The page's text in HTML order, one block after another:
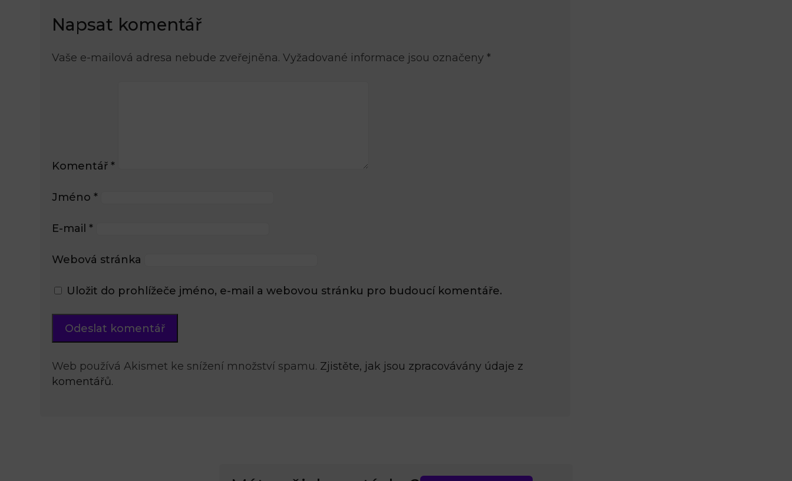
Napsat komentář
Vaše e-mailová adresa nebude zveřejněna. Vyžadované informace jsou označeny *
Komentář*
Jméno*
E-mail*
Webová stránka
Uložit do prohlížeče jméno, e-mail a webovou stránku pro budoucí komentáře.
Web používá Akismet ke snížení množství spamu. Zjistěte, jak jsou zpracovávány údaje z
komentářů.